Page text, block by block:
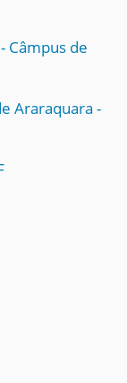
Câmpus de
Araraquara -